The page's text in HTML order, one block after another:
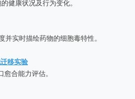
状况及行为变化。
并实时描绘药物的细胞毒特性。
移实验
愈合能力评估。